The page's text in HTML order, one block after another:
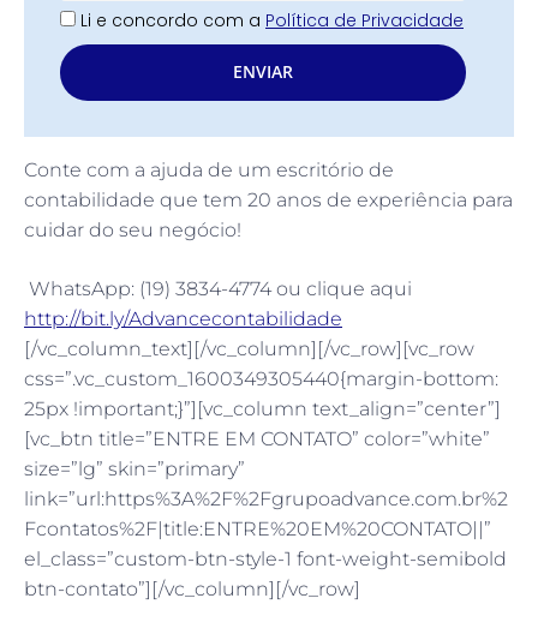
Li e concordo com a Política de Privacidade
ENVIAR
Conte com a ajuda de um escritório de
contabilidade que tem 20 anos de experiência para
cuidar do seu negócio!
WhatsApp: (19) 3834-4774 ou clique aqui
http://bit.ly/Advancecontabilidade
[/vc_column_text][/vc_column][/vc_row][vc_row
css=”.vc_custom_1600349305440{margin-bottom:
25px !important;}”][vc_column text_align=”center”]
[vc_btn title=”ENTRE EM CONTATO” color=”white”
size=”lg” skin=”primary”
link=”url:https%3A%2F%2Fgrupoadvance.com.br%2
Fcontatos%2F|title:ENTRE%20EM%20CONTATO||”
el_class=”custom-btn-style-1 font-weight-semibold
btn-contato”][/vc_column][/vc_row]